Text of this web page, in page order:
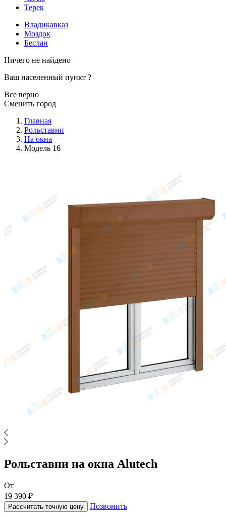
Терек
Владикавказ
Моздок
Беслан
Ничего не найдено
Ваш населенный пункт ?
Все верно
Сменить город
Главная
Рольставни
На окна
Модель 16
Рольставни на окна Alutech
От
19 390 ₽
Рассчитать точную цену Позвонить